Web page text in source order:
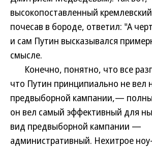
высокопоставленный
почесав в бороде, ответил: "А
и сам Путин высказывался
смысле.
Конечно, понятно, что все
что Путин принципиально не вел
предвыборной кампании,—
он вел самый эффективный для
вид предвыборной кампании —
административный. Нехитрое